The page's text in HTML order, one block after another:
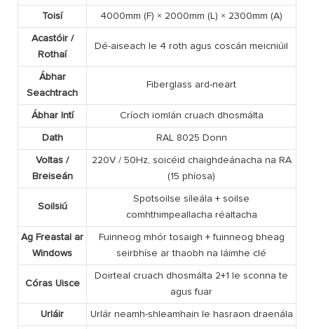
Toisí 4000mm (F) × 2000mm (L) × 2300mm (A)
Acastóir /
Rothaí
Dé-aiseach le 4 roth agus coscán meicniúil
Ábhar
Seachtrach
Fiberglass ard-neart
Ábhar Intí Críoch iomlán cruach dhosmálta
Dath RAL 8025 Donn
Voltas /
Breiseán
220V / 50Hz, soicéid chaighdeánacha na RA
(15 phíosa)
Soilsiú
Spotsoilse síleála + soilse
comhthimpeallacha réaltacha
Ag Freastal ar
Windows
Fuinneog mhór tosaigh + fuinneog bheag
seirbhíse ar thaobh na láimhe clé
Córas Uisce
Doirteal cruach dhosmálta 2+1 le sconna te
agus fuar
Urláir Urlár neamh-shleamhain le hasraon draenála